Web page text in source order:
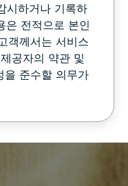
시하거나 기록하
은 전적으로 본인
객께서는 서비스
공자의 약관 및
을 준수할 의무가